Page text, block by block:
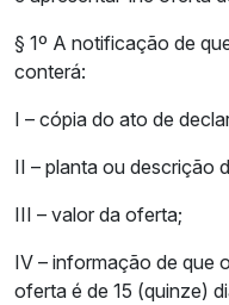
§ 1º A notificação de
conterá:
I – cópia do ato de
II – planta ou descrição
III – valor da oferta;
IV – informação de que
oferta é de 15 (quinze)